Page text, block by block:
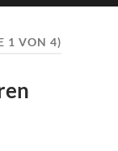
1 VON 4)